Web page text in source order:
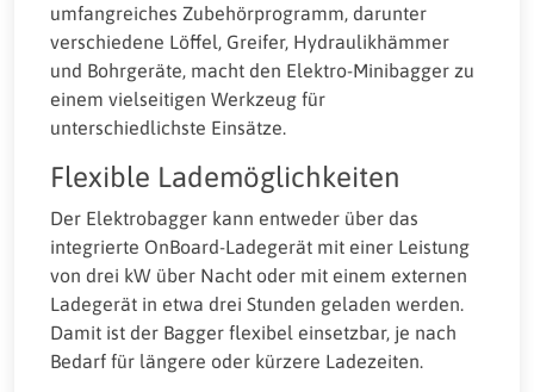
umfangreiches Zubehörprogramm, darunter
verschiedene Löffel, Greifer, Hydraulikhämmer
und Bohrgeräte, macht den Elektro-Minibagger zu
einem vielseitigen Werkzeug für
unterschiedlichste Einsätze.
Flexible Lademöglichkeiten
Der Elektrobagger kann entweder über das
integrierte OnBoard-Ladegerät mit einer Leistung
von drei kW über Nacht oder mit einem externen
Ladegerät in etwa drei Stunden geladen werden.
Damit ist der Bagger flexibel einsetzbar, je nach
Bedarf für längere oder kürzere Ladezeiten.